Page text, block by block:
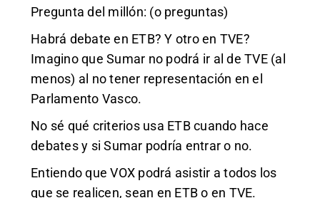
Pregunta del millón: (o preguntas)
Habrá debate en ETB? Y otro en TVE?
Imagino que Sumar no podrá ir al de TVE (al
menos) al no tener representación en el
Parlamento Vasco.
No sé qué criterios usa ETB cuando hace
debates y si Sumar podría entrar o no.
Entiendo que VOX podrá asistir a todos los
que se realicen, sean en ETB o en TVE.